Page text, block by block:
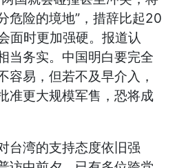
危险的境地”，措辞比起20
面时更加强硬。报道认
当务实。中国明白要完全
容易，但若不及早介入，
准更大规模军售，恐将成
台湾的支持态度依旧强